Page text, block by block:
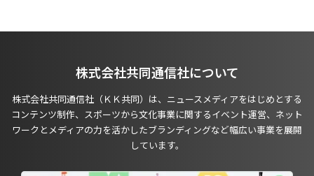
株式会社共同通信社について
株式会社共同通信社（ＫＫ共同）は、ニュースメディアをはじめとする
コンテンツ制作、スポーツから文化事業に関するイベント運営、ネット
ワークとメディアの力を活かしたブランディングなど幅広い事業を展開
しています。